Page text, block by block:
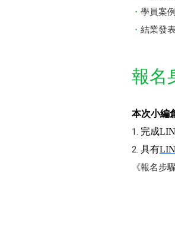
學員案
結業發
報名
本次小編
完成
具有
《報名步